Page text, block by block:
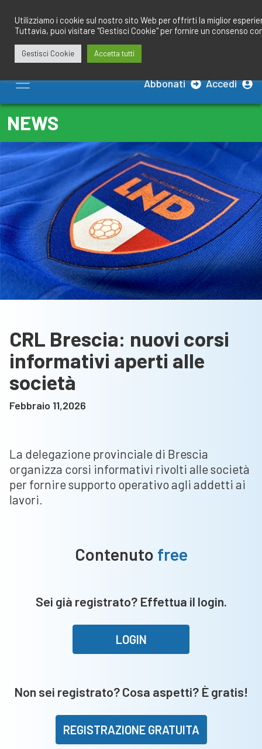
contenuto
Abbonati Accedi
NEWS
CRL Brescia: nuovi corsi
informativi aperti alle
società
Febbraio 11,2026
La delegazione provinciale di Brescia
organizza corsi informativi rivolti alle società
per fornire supporto operativo agli addetti ai
lavori.
Contenuto free
Sei già registrato? Effettua il login.
LOGIN
Non sei registrato? Cosa aspetti? È gratis!
REGISTRAZIONE GRATUITA
Utilizziamo i cookie sul nostro sito Web per offrirti la miglior
Tuttavia, puoi visitare "Gestisci Cookie" per fornire un consenso
Gestisci Cookie Accetta tutti